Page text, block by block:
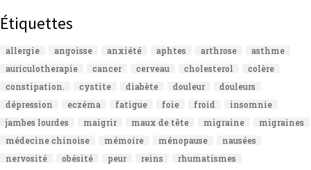
Étiquettes
allergie angoisse anxiété aphtes arthrose
asthme
auriculotherapie
cancer cerveau cholesterol
colère
constipation.
cystite diabète douleur
douleurs
dépression
eczéma fatigue foie froid
insomnie
jambes lourdes
maigrir maux de tête migraine
migraines
médecine chinoise
mémoire ménopause
nausées
nervosité
obésité peur reins
rhumatismes